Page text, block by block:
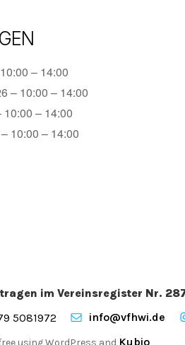
– 14:00
– 10:00 – 14:00
– 14:00
10:00 – 14:00
im Vereinsregister Nr.
5081972 info@vfhwi.de
using WordPress and Kubio